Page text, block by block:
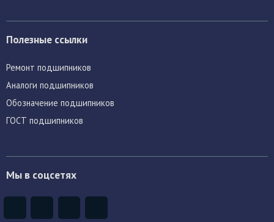
Полезные ссылки
Ремонт подшипников
Аналоги подшипников
Обозначение подшипников
ГОСТ подшипников
Мы в соцсетях